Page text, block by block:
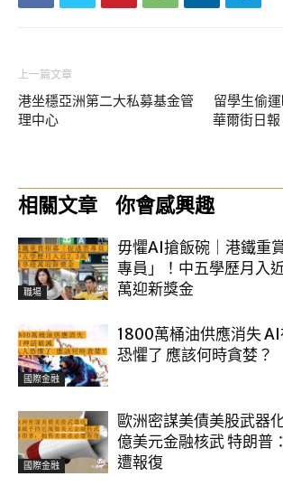
上一篇文章
港坐穩亞洲第二大私募基金管
理中心
留學生偷
華爾街日
相關文章 你會感興趣
職場
毋懼AI搶飯碗｜港鐵重
專員」！中五學歷月入
萬迎新獎金
國際金融
1800萬桶油供應消失
恐懼了 應該何時貪婪？
國際金融
歐洲密謀美債美股武器
億美元金融核武 特朗普
遭報復